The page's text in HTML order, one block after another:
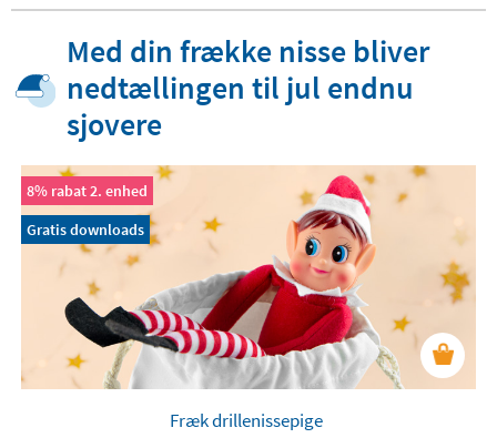
Med din frække nisse bliver
nedtællingen til jul endnu
sjovere
8% rabat 2. enhed
Gratis downloads
Fræk drillenissepige